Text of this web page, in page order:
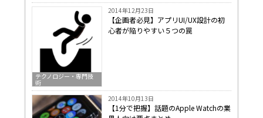
テクノロジー・専門技
術
2014年12月23日
【企画者必見】アプリUI/UX設計の初
心者が陥りやすい５つの罠
2014年10月13日
【1分で把握】話題のApple Watchの業